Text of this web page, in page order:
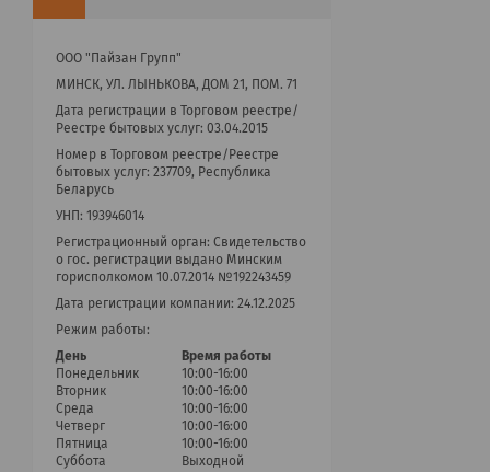
ООО "Пайзан Групп"
МИНСК, УЛ. ЛЫНЬКОВА, ДОМ 21, ПОМ. 71
Дата регистрации в Торговом реестре/
Реестре бытовых услуг: 03.04.2015
Номер в Торговом реестре/Реестре
бытовых услуг: 237709, Республика
Беларусь
УНП: 193946014
Регистрационный орган: Cвидетельство
о гос. регистрации выдано Минским
горисполкомом 10.07.2014 №192243459
Дата регистрации компании: 24.12.2025
Режим работы:
День
Время работы
Понедельник
10:00-16:00
Вторник
10:00-16:00
Среда
10:00-16:00
Четверг
10:00-16:00
Пятница
10:00-16:00
Суббота
Выходной